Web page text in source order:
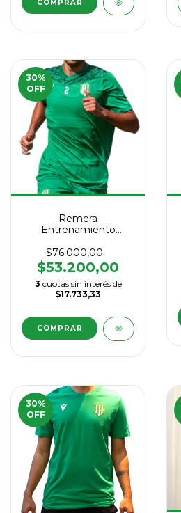
COMPRAR
30%
OFF
Remera
Entrenamiento
$76.000,00
$53.200,00
3 cuotas sin interés de
$17.733,33
COMPRAR
30%
OFF